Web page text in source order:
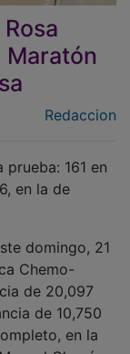
en la de
Chemo-
de 20,097
de 10,750
en la
Chacón